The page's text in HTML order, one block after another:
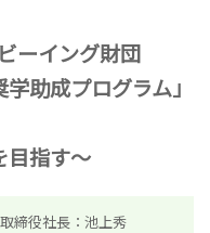
ーイング財団
助成プログラム」
目指す～
締役社長：池上秀